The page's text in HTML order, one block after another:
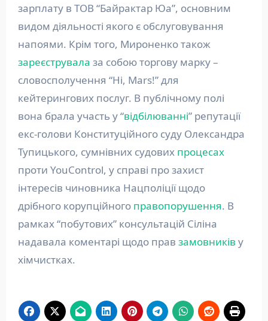
зарплату в ТОВ “Байрактар Юа”, основним
видом діяльності якого є обслуговування
напоями. Крім того, Мироненко також
зареєструвала за собою торгову марку –
словосполучення “Hi, Mars!” для
кейтерингових послуг. В публічному полі
вона брала участь у “відбілюванні” репутації
екс-голови Конституційного суду Олександра
Тупицького, сумнівних судових процесах
проти YouControl, у справі про захист
інтересів чиновника Нацполіції щодо
дрібного корупційного правопорушення. В
рамках “побутових” консультацій Сіліна
надавала коментарі щодо прав замовників у
хімчистках.